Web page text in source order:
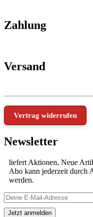
Zahlung
Versand
Vertrag widerrufen
Newsletter
liefert Aktionen, Neue
Abo kann jederzeit durch
werden.